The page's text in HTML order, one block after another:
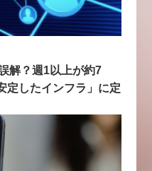
解？週1以上が約7
定したインフラ」に定